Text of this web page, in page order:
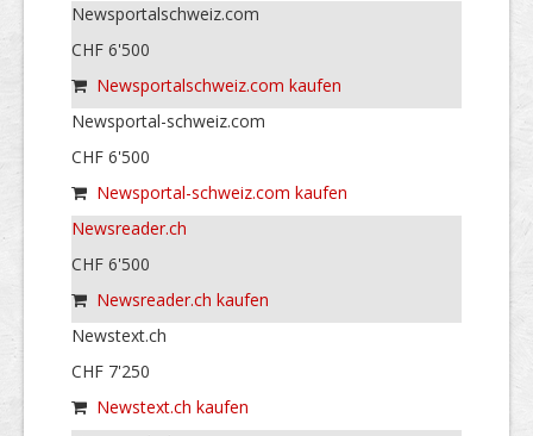
Newsportalschweiz.com
CHF 6'500
Newsportalschweiz.com kaufen
Newsportal-schweiz.com
CHF 6'500
Newsportal-schweiz.com kaufen
Newsreader.ch
CHF 6'500
Newsreader.ch kaufen
Newstext.ch
CHF 7'250
Newstext.ch kaufen